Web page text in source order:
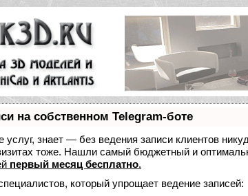
на собственном Telegram-боте
услуг, знает — без ведения записи клиентов
тоже. Нашли самый бюджетный и
первый месяц бесплатно.
который упрощает ведение записей: